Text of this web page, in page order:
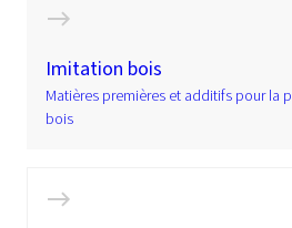
Imitation bois
Matières premières et additifs pour la
bois